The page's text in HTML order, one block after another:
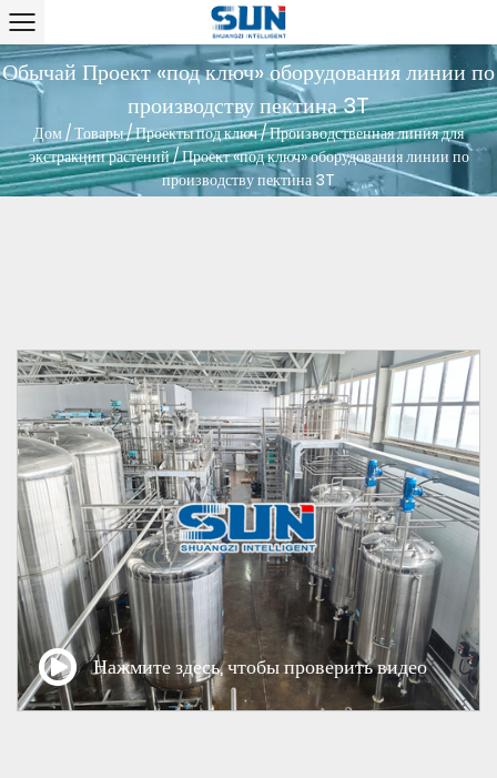
Обычай Проект «под ключ» оборудования линии по
производству пектина 3T
Дом/Товары/Проекты под ключ/Производственная линия для
экстракции растений/Проект «под ключ» оборудования линии по
производству пектина 3T
Нажмите здесь, чтобы проверить видео